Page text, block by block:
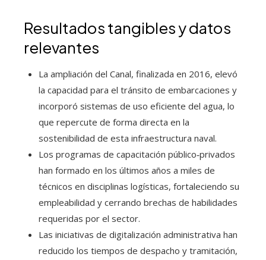
Resultados tangibles y datos
relevantes
La ampliación del Canal, finalizada en 2016, elevó
la capacidad para el tránsito de embarcaciones y
incorporó sistemas de uso eficiente del agua, lo
que repercute de forma directa en la
sostenibilidad de esta infraestructura naval.
Los programas de capacitación público‑privados
han formado en los últimos años a miles de
técnicos en disciplinas logísticas, fortaleciendo su
empleabilidad y cerrando brechas de habilidades
requeridas por el sector.
Las iniciativas de digitalización administrativa han
reducido los tiempos de despacho y tramitación,